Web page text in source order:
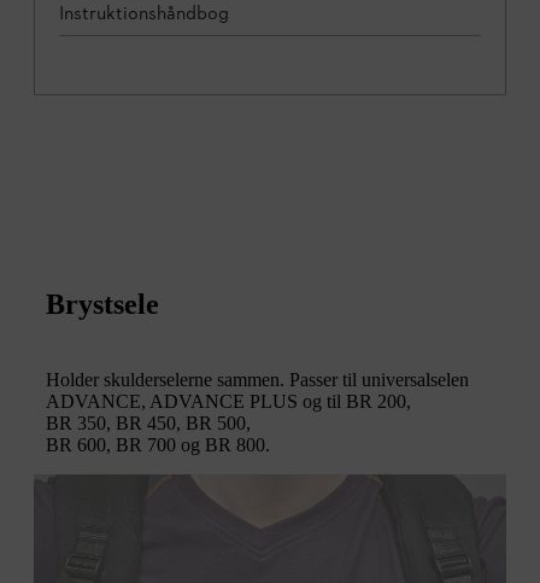
Instruktionshåndbog
Brystsele
Holder skulderselerne sammen. Passer til universalselen
ADVANCE, ADVANCE PLUS og til BR 200,
BR 350, BR 450, BR 500,
BR 600, BR 700 og BR 800.